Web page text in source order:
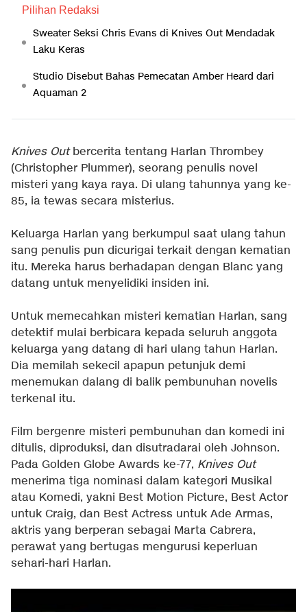
Pilihan Redaksi
Sweater Seksi Chris Evans di Knives Out Mendadak
Laku Keras
Studio Disebut Bahas Pemecatan Amber Heard dari
Aquaman 2
Knives Outbercerita tentang Harlan Thrombey
(Christopher Plummer), seorang penulis novel
misteri yang kaya raya. Di ulang tahunnya yang ke-
85, ia tewas secara misterius.
Keluarga Harlan yang berkumpul saat ulang tahun
sang penulis pun dicurigai terkait dengan kematian
itu. Mereka harus berhadapan dengan Blanc yang
datang untuk menyelidiki insiden ini.
Untuk memecahkan misteri kematian Harlan, sang
detektif mulai berbicara kepada seluruh anggota
keluarga yang datang di hari ulang tahun Harlan.
Dia memilah sekecil apapun petunjuk demi
menemukan dalang di balik pembunuhan novelis
terkenal itu.
Film bergenre misteri pembunuhan dan komedi ini
ditulis, diproduksi, dan disutradarai oleh Johnson.
Pada Golden Globe Awards ke-77, Knives Out
menerima tiga nominasi dalam kategori Musikal
atau Komedi, yakni Best Motion Picture, Best Actor
untuk Craig, dan Best Actress untuk Ade Armas,
aktris yang berperan sebagai Marta Cabrera,
perawat yang bertugas mengurusi keperluan
sehari-hari Harlan.